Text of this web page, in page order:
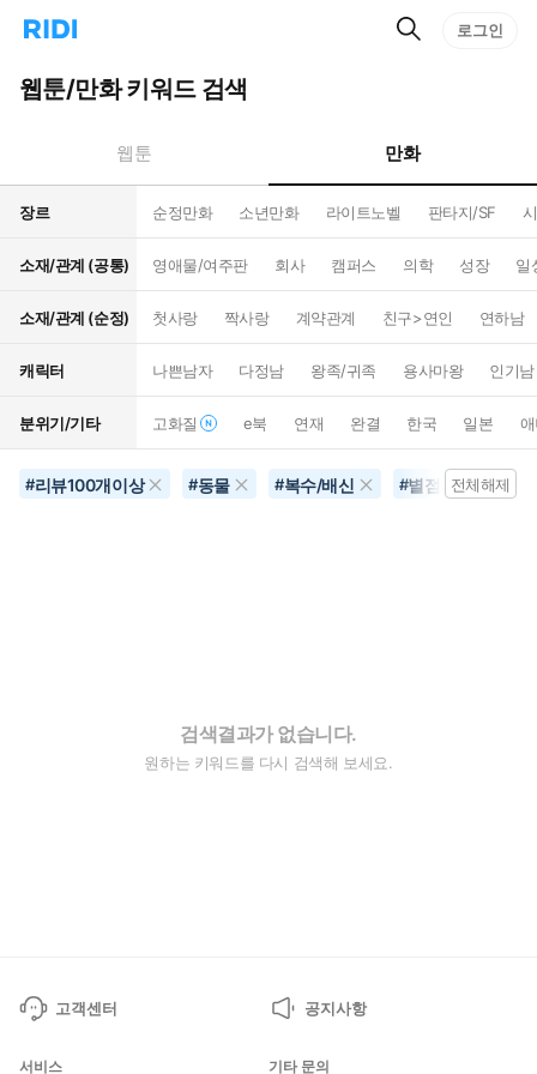
리
홈
으
턴
트
검
로그인
웹툰/만화 키워드 검색
웹툰 만화
장르 순정만화 소년만화 라이트노벨 판타지/SF
소재/관계 (공통) 영애물/여주판 회사 캠퍼스 의학 성장 일
소재/관계 (순정) 첫사랑 짝사랑 계약관계 친구>연인 연하남
캐릭터 나쁜남자 다정남 왕족/귀족 용사마왕 인기남
분위기/기타 고화질 e북 연재 완결 한국 일본
#리뷰100개이상 #동물 #복수/배신 #별점1000개이상
전체해제
검색결과가 없습니다.
원하는 키워드를 다시 검색해 보세요.
고객센터 공지사항
서비스 기타 문의